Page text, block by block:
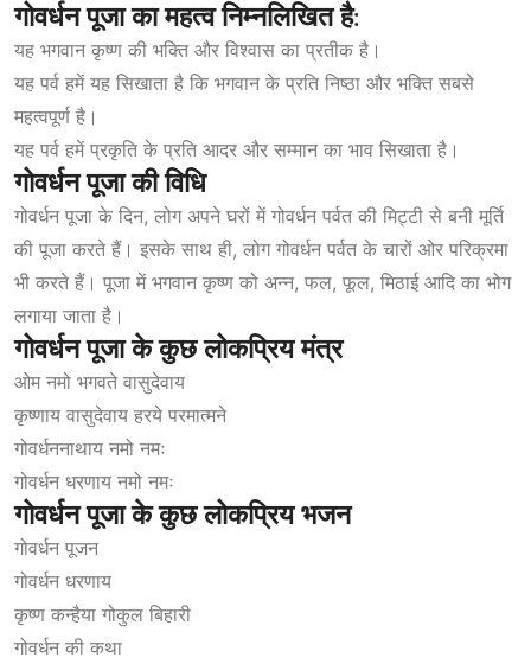
गोवर्धनपूजाकामहत्वनिम्नलिखितहै:
यह भगवान कृष्ण की भक्ति और विश्वास का प्रतीक है।
यह पर्व हमें यह सिखाता है कि भगवान के प्रति निष्ठा और भक्ति सबसे
महत्वपूर्ण है।
यह पर्व हमें प्रकृति के प्रति आदर और सम्मान का भाव सिखाता है।
गोवर्धनपूजाकीविधि
गोवर्धन पूजा के दिन, लोग अपने घरों में गोवर्धन पर्वत की मिट्टी से बनी मूर्ति
की पूजा करते हैं। इसके साथ ही, लोग गोवर्धन पर्वत के चारों ओर परिक्रमा
भी करते हैं। पूजा में भगवान कृष्ण को अन्न, फल, फूल, मिठाई आदि का भोग
लगाया जाता है।
गोवर्धनपूजाकेकुछलोकप्रियमंत्र
ओम नमो भगवते वासुदेवाय
कृष्णाय वासुदेवाय हरये परमात्मने
गोवर्धननाथाय नमो नमः
गोवर्धन धरणाय नमो नमः
गोवर्धनपूजाकेकुछलोकप्रियभजन
गोवर्धन पूजन
गोवर्धन धरणाय
कृष्ण कन्हैया गोकुल बिहारी
गोवर्धन की कथा